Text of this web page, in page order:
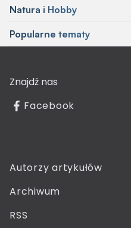
Natura i Hobby
Popularne tematy
Znajdź nas
Facebook
Autorzy artykułów
Archiwum
RSS